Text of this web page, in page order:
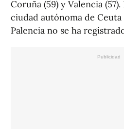
Coruña (59) y Valencia
ciudad autónoma de
Palencia no se ha